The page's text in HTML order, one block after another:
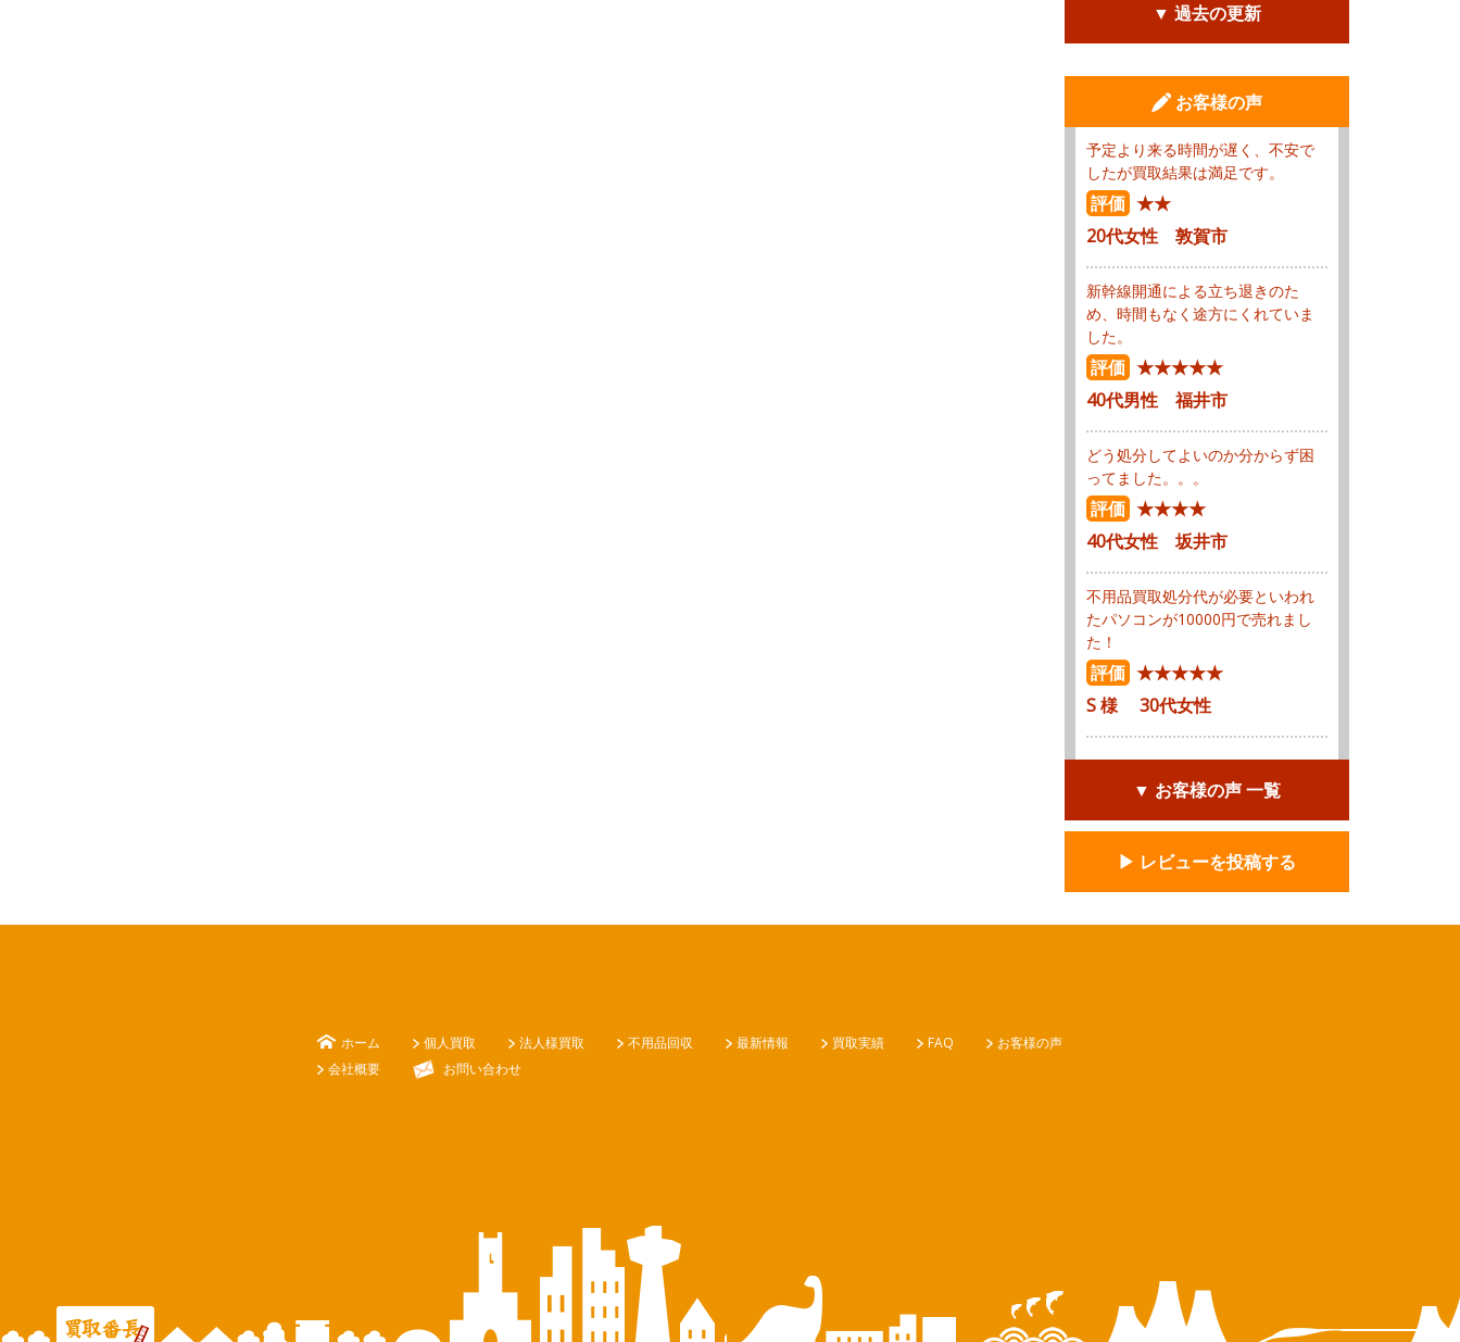
▼ 過去の更新
お客様の声
予定より来る時間が遅く、不安で
したが買取結果は満足です。
評価 ★★
20代女性 敦賀市
新幹線開通による立ち退きのた
め、時間もなく途方にくれていま
した。
評価 ★★★★★
40代男性 福井市
どう処分してよいのか分からず困
ってました。。。
評価 ★★★★
40代女性 坂井市
不用品買取処分代が必要といわれ
たパソコンが10000円で売れまし
た！
評価 ★★★★★
S 様 30代女性
▼ お客様の声 一覧
▶︎ レビューを投稿する
ホーム 個人買取 法人様買取 不用品回収 最新情報 買取実績 FAQ
お客様の声
会社概要
お問い合わせ